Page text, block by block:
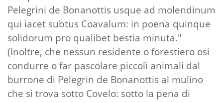
Pelegrini de Bonanottis usque ad molendinum
qui iacet subtus Coavalum: in poena quinque
solidorum pro qualibet bestia minuta."
(Inoltre, che nessun residente o forestiero osi
condurre o far pascolare piccoli animali dal
burrone di Pelegrin de Bonanottis al mulino
che si trova sotto Covelo: sotto la pena di